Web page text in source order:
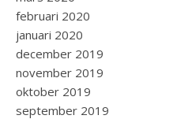
februari 2020
januari 2020
december 2019
november 2019
oktober 2019
september 2019